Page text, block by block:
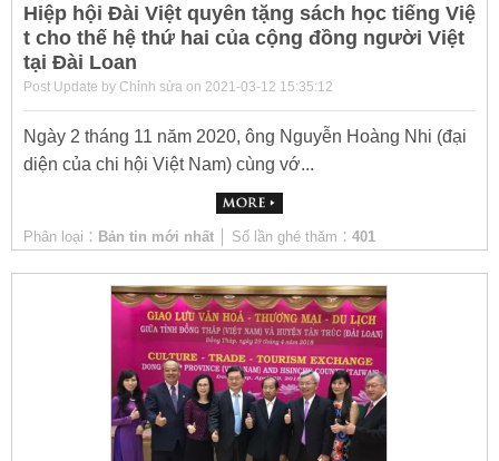
Hiệp hội Đài Việt quyên tặng sách học tiếng Việ
t cho thế hệ thứ hai của cộng đồng người Việt
tại Đài Loan
Post Update by Chỉnh sửa on 2021-03-12 15:35:12
Ngày 2 tháng 11 năm 2020, ông Nguyễn Hoàng Nhi (đại
diện của chi hội Việt Nam) cùng vớ...
Phân loại： Bản tin mới nhất │ Số lần ghé thăm： 401